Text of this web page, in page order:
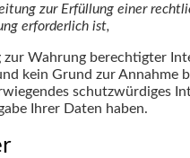
zur Erfüllung einer
erforderlich ist,
zur Wahrung berechtigter
kein Grund zur Annahme
schutzwürdiges
Ihrer Daten haben.